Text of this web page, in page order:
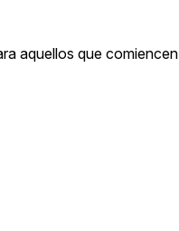
aquellos que